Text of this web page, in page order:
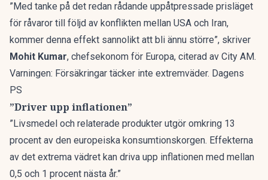
”Med tanke på det redan rådande uppåtpressade prisläget
för råvaror till följd av konflikten mellan USA och Iran,
kommer denna effekt sannolikt att bli ännu större”, skriver
Mohit Kumar, chefsekonom för Europa, citerad av City AM.
Varningen: Försäkringar täcker inte extremväder. Dagens
PS
”Driver upp inflationen”
”Livsmedel och relaterade produkter utgör omkring 13
procent av den europeiska konsumtionskorgen. Effekterna
av det extrema vädret kan driva upp inflationen med mellan
0,5 och 1 procent nästa år.”